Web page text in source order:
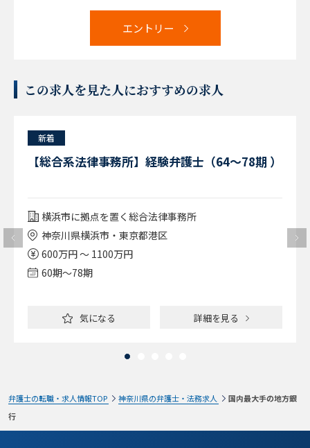
エントリー
この求人を見た人におすすめの求人
新着
【総合系法律事務所】経験弁護士（64～78期 ）
横浜市に拠点を置く総合法律事務所
神奈川県横浜市・東京都港区
600万円 ～ 1100万円
60期〜78期
気になる 詳細を見る
弁護士の転職・求人情報TOP 神奈川県の弁護士・法務求人
国内最大手の地方銀
行